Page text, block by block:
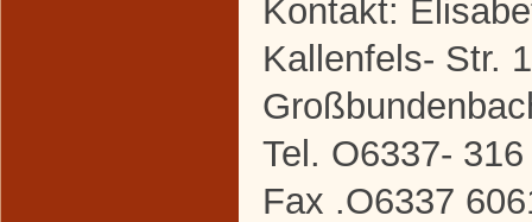
Kontakt:
Kallenfels- Str.
Tel. O6337- 316
Fax .O6337